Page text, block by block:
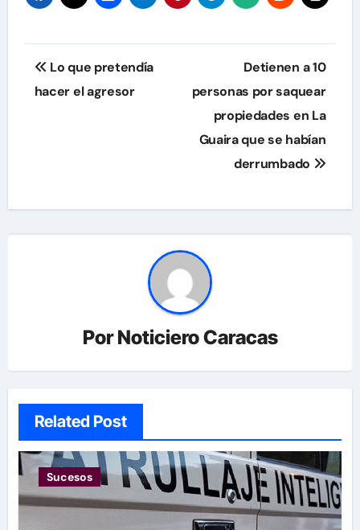
Navegación
de
Lo que pretendía
hacer el agresor
Detienen a 10
personas por saquear
propiedades en La
Guaira que se habían
derrumbado
PorNoticiero Caracas
Related Post
Sucesos